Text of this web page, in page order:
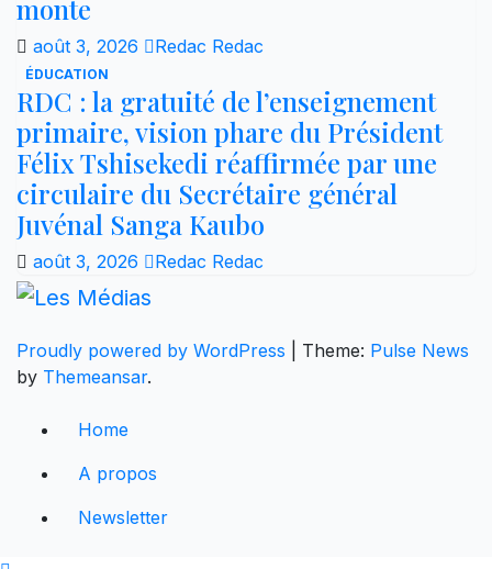
monte
août 3, 2026 Redac Redac
ÉDUCATION
RDC : la gratuité de l’enseignement
primaire, vision phare du Président
Félix Tshisekedi réaffirmée par une
circulaire du Secrétaire général
Juvénal Sanga Kaubo
août 3, 2026 Redac Redac
Proudly powered by WordPress Theme: Pulse News
by Themeansar.
Home
A propos
Newsletter